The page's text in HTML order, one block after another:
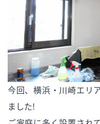
今回、横浜・川崎エリ
ました！